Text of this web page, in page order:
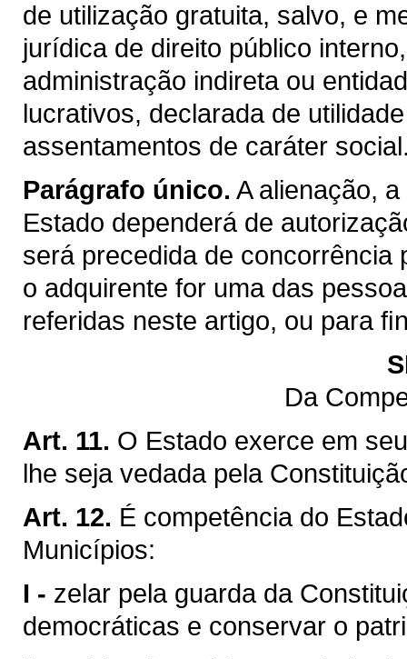
de utilização gratuita, salvo, e
jurídica de direito público
administração indireta ou
lucrativos, declarada de
assentamentos de caráter
Parágrafo único. A alienação,
Estado dependerá de
será precedida de concorrência
o adquirente for uma das
referidas neste artigo, ou para
Da
Art. 11. O Estado exerce em
lhe seja vedada pela
Art. 12. É competência do
Municípios:
I - zelar pela guarda da
democráticas e conservar o